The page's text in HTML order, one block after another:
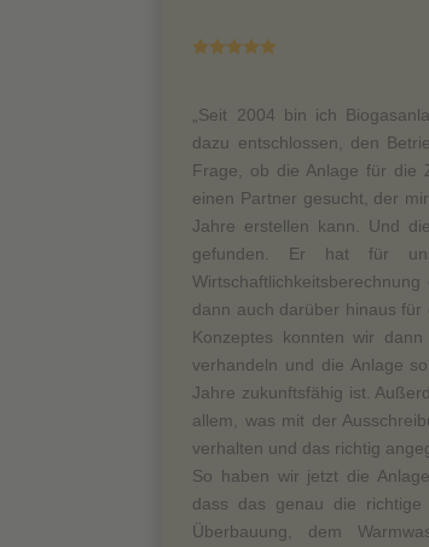

„Seit 2004 bin ich
dazu entschlossen, den
Frage, ob die Anlage für die
einen Partner gesucht, der
Jahre erstellen kann. Und
gefunden. Er hat für
dann auch darüber hinaus für
Konzeptes konnten wir
verhandeln und die Anlage
Jahre zukunftsfähig ist.
allem, was mit der
verhalten und das richtig
So haben wir jetzt die
dass das genau die richtige
Überbauung, dem